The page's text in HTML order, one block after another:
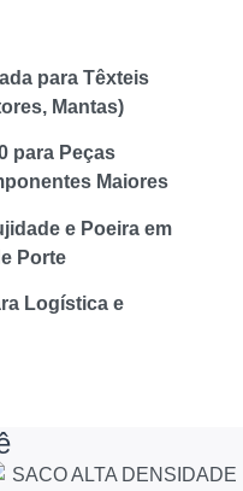
para Têxteis
Mantas)
para Peças
Maiores
e Poeira em
Porte
Logística e